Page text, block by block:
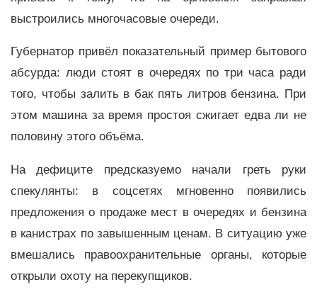
выстроились многочасовые очереди.
Губернатор привёл показательный пример бытового
абсурда: люди стоят в очередях по три часа ради
того, чтобы залить в бак пять литров бензина. При
этом машина за время простоя сжигает едва ли не
половину этого объёма.
На дефиците предсказуемо начали греть руки
спекулянты: в соцсетях мгновенно появились
предложения о продаже мест в очередях и бензина
в канистрах по завышенным ценам. В ситуацию уже
вмешались правоохранительные органы, которые
открыли охоту на перекупщиков.